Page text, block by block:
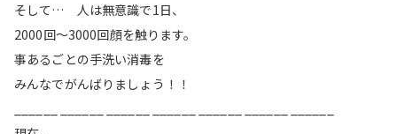
そして… 人は無意識で1日、
2000回〜3000回顔を触ります。
事あるごとの手洗い消毒を
みんなでがんばりましょう！！